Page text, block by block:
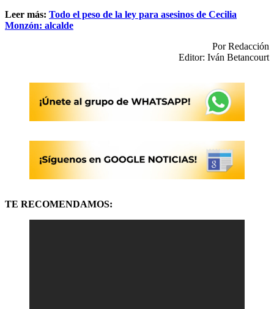
Leer más: Todo el peso de la ley para asesinos de Cecilia
Monzón: alcalde
Por Redacción
Editor: Iván Betancourt
TE RECOMENDAMOS: